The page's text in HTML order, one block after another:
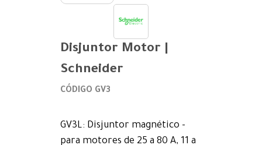
Disjuntor Motor |
Schneider
CÓDIGO GV3
GV3L: Disjuntor magnético -
para motores de 25 a 80 A, 11 a